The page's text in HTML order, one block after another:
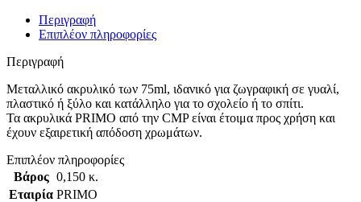
Περιγραφή
Επιπλέον πληροφορίες
Περιγραφή
Μεταλλικό ακρυλικό των 75ml, ιδανικό για ζωγραφική σε γυαλί,
πλαστικό ή ξύλο και κατάλληλο για το σχολείο ή το σπίτι.
Τα ακρυλικά PRIMO από την CMP είναι έτοιμα προς χρήση και
έχουν εξαιρετική απόδοση χρωμάτων.
Επιπλέον πληροφορίες
Βάρος 0,150 κ.
Εταιρία PRIMO